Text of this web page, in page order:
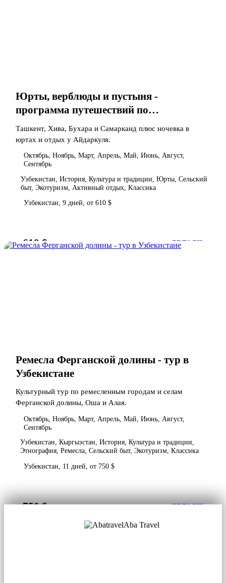
Юрты, верблюды и пустыня -
программа путешествий по
Узбекистану
Ташкент, Хива, Бухара и Самарканд плюс ночевка в
юртах и отдых у Айдаркуля.
Октябрь, Ноябрь, Март, Апрель, Май, Июнь, Август,
Сентябрь
Узбекистан, История, Культура и традиции, Юрты, Сельский
быт, Экотуризм, Активный отдых, Классика
Узбекистан, 9 дней, от 610 $
от610 $ ДЕТАЛИ
Ремесла Ферганской долины - тур в
Узбекистане
Культурный тур по ремесленным городам и селам
Ферганской долины, Оша и Алая.
Октябрь, Ноябрь, Март, Апрель, Май, Июнь, Август,
Сентябрь
Узбекистан, Кыргызстан, История, Культура и традиции,
Этнография, Ремесла, Сельский быт, Экотуризм, Классика
Узбекистан, 11 дней, от 750 $
от750 $ ДЕТАЛИ
Aba Travel